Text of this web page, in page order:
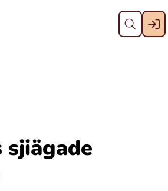
innehåll
för webbplatsen Dahph
(Lulesamiska)
(Sydsamiska)
sjiägade